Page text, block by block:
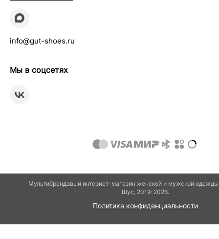
info@gut-shoes.ru
Мы в соцсетях
Мультибрендовый интернет-магазин женской и мужской
Шуc, 2019-2026.
Политика конфиденциальности